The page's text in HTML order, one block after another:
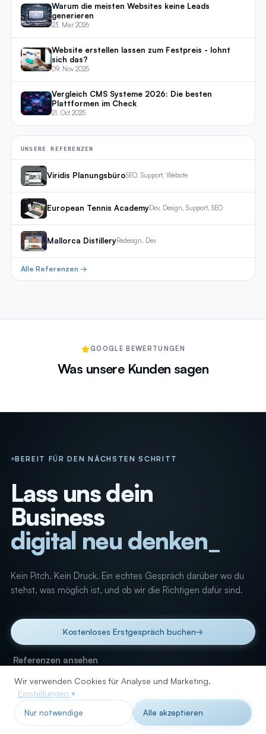
Warum die meisten Websites keine Leads
generieren
23. Mar 2026
Website erstellen lassen zum Festpreis - lohnt
sich das?
09. Nov 2025
Vergleich CMS Systeme 2026: Die besten
Plattformen im Check
21. Oct 2025
UNSERE REFERENZEN
Viridis PlanungsbüroSEO, Support, Website
European Tennis AcademyDev, Design, Support, SEO
Mallorca DistilleryRedesign, Dev
Alle Referenzen →
GOOGLE BEWERTUNGEN
Was unsere Kunden sagen
BEREIT FÜR DEN NÄCHSTEN SCHRITT
Lass uns dein
Business
digital neu denken
Kein Pitch. Kein Druck. Ein echtes Gespräch darüber wo du
stehst, was möglich ist, und ob wir die Richtigen dafür sind.
Kostenloses Erstgespräch buchen→
Referenzen ansehen
Wir verwenden Cookies für Analyse und Marketing.
Einstellungen ▾
Nur notwendige Alle akzeptieren